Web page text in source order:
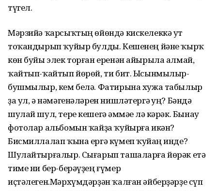
түгел.
Мәрзийә ҡарсыҡтың өйөндә кискелеккә ут
тоҡандырып ҡуйыр булды. Кешенең йәне ҡырҡ
көн буйы элек торған еренән айырыла алмай,
ҡайтып-ҡайтып йөрөй, ти бит. Ысынмылыр-
бушмылыр, кем белә. Фатирына хужа табылыр
ҙа ул, ә нәмәгенәләрен нишләтергә һуң? Бәндә
шулай шул, тере кешегә һәммәһе лә кәрәк. Бынау
фотолар альбомын ҡайҙа ҡуйырға икән?
Бисмиллалап ҡына ергә күмеп ҡуйһаң инде?
Шулайтырғалыр. Сығарып ташаларға йөрәк етә
тиме ни бер-берәүҙең ғүмер
иҫтәлеген.Мәрхүмдәрҙән ҡалған әйберҙәрҙе сүп